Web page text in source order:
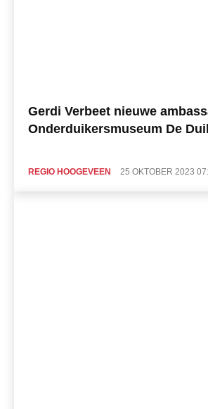
Gerdi Verbeet nieuwe
Onderduikersmuseum De
REGIO HOOGEVEEN 25 OKTOBER 2023